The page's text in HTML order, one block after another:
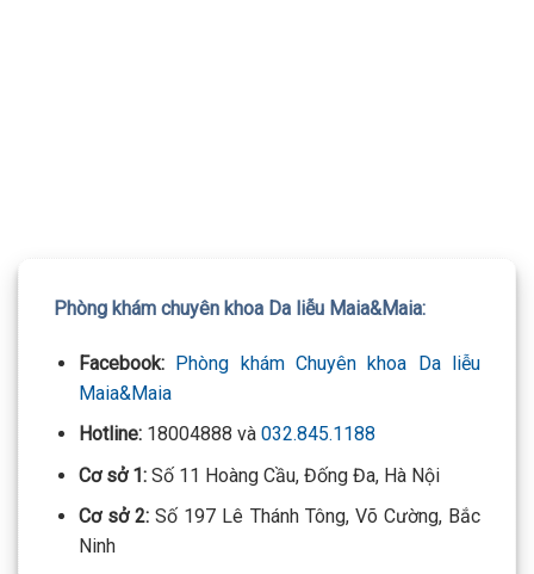
Phòng khám chuyên khoa Da liễu Maia&Maia:
Facebook: Phòng khám Chuyên khoa Da liễu
Maia&Maia
Hotline:18004888 và 032.845.1188
Cơ sở 1: Số 11 Hoàng Cầu, Đống Đa, Hà Nội
Cơ sở 2: Số 197 Lê Thánh Tông, Võ Cường, Bắc
Ninh